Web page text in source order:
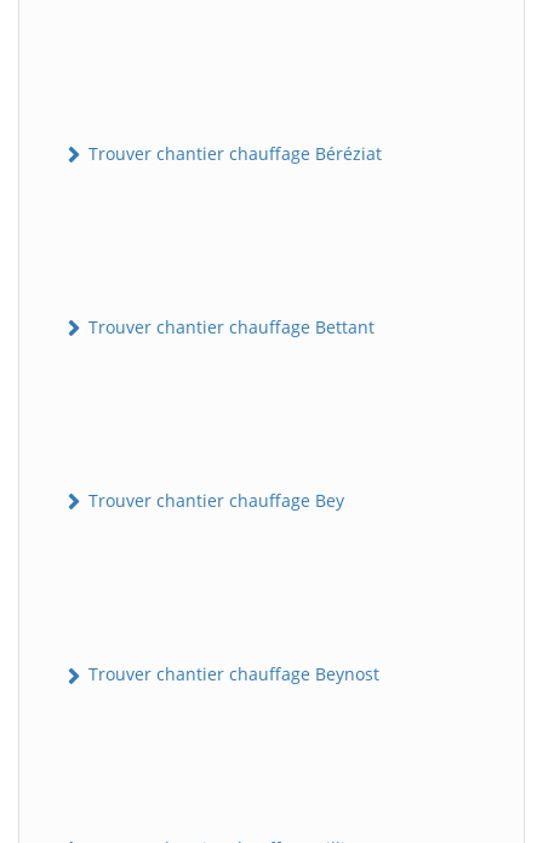
Trouver chantier chauffage Béréziat
Trouver chantier chauffage Bettant
Trouver chantier chauffage Bey
Trouver chantier chauffage Beynost